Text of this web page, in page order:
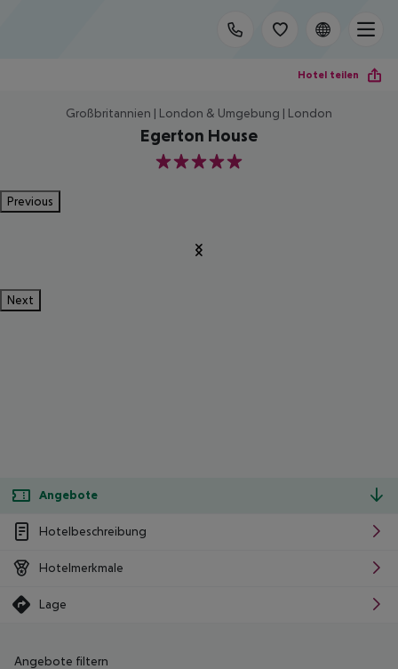
Hotel teilen
Großbritannien | London & Umgebung | London
Egerton House
5
Previous
Next
Angebote
Hotelbeschreibung
Hotelmerkmale
Lage
Angebote filtern